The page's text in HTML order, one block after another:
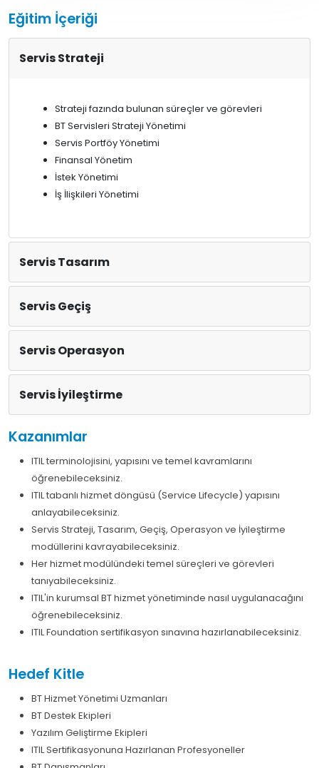
Eğitim İçeriği
Servis Strateji
Strateji fazında bulunan süreçler ve görevleri
BT Servisleri Strateji Yönetimi
Servis Portföy Yönetimi
Finansal Yönetim
İstek Yönetimi
İş İlişkileri Yönetimi
Servis Tasarım
Servis Geçiş
Servis Operasyon
Servis İyileştirme
Kazanımlar
ITIL terminolojisini, yapısını ve temel kavramlarını
öğrenebileceksiniz.
ITIL tabanlı hizmet döngüsü (Service Lifecycle) yapısını
anlayabileceksiniz.
Servis Strateji, Tasarım, Geçiş, Operasyon ve İyileştirme
modüllerini kavrayabileceksiniz.
Her hizmet modülündeki temel süreçleri ve görevleri
tanıyabileceksiniz.
ITIL'in kurumsal BT hizmet yönetiminde nasıl uygulanacağını
öğrenebileceksiniz.
ITIL Foundation sertifikasyon sınavına hazırlanabileceksiniz.
Hedef Kitle
BT Hizmet Yönetimi Uzmanları
BT Destek Ekipleri
Yazılım Geliştirme Ekipleri
ITIL Sertifikasyonuna Hazırlanan Profesyoneller